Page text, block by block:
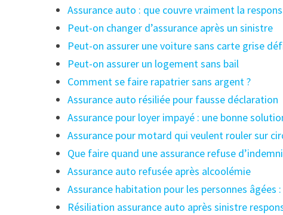
Assurance auto : que couvre vraiment la
Peut-on changer d’assurance après un sinistre
Peut-on assurer une voiture sans carte grise
Peut-on assurer un logement sans bail
Comment se faire rapatrier sans argent ?
Assurance auto résiliée pour fausse déclaration
Assurance pour loyer impayé : une bonne
Assurance pour motard qui veulent rouler sur
Que faire quand une assurance refuse
Assurance auto refusée après alcoolémie
Assurance habitation pour les personnes âgées
Résiliation assurance auto après sinistre